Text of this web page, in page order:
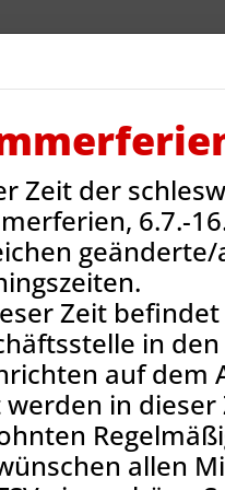
Onlineshop
News Handballtrainer
Zeit der
6.7.-
Zeit
in
auf
werden in
allen